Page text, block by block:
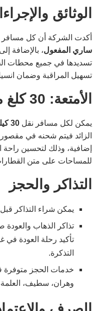
الوثائق
أكدت الشركة أن كل مسافر
ساري المفعول، بالإضافة
تسديدها في جميع محطات
تسهيل المراقبة وضمان
الأمتعة: 30 كلغ مجاناً
يمكن لكل مسافر نقل 30 كيلوغراماً من الأمتعة مجاناً
الزائد فيتم شحنه في
إضافية، وذلك لتحسين
للمساحات على متن
التذاكر والحجز
يمكن شراء التذاكر قبل
تذاكر الذهاب والعودة
تأكيد رحلة العودة
التذكرة.
خدمات الحجز متوفرة
وهران، سطيف،